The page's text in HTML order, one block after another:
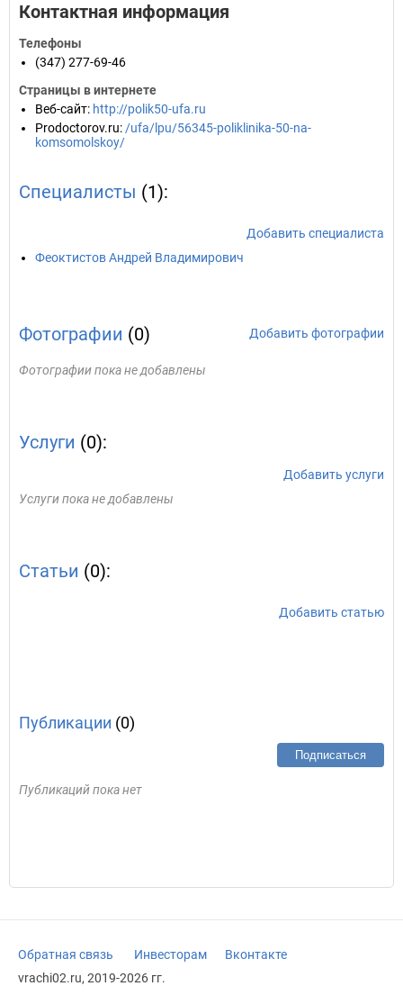
Контактная информация
Телефоны
(347) 277-69-46
Страницы в интернете
Веб-сайт: http://polik50-ufa.ru
Prodoctorov.ru: /ufa/lpu/56345-poliklinika-50-na-
komsomolskoy/
Специалисты (1):
Добавить специалиста
Феоктистов Андрей Владимирович
Фотографии (0) Добавить фотографии
Фотографии пока не добавлены
Услуги (0):
Добавить услуги
Услуги пока не добавлены
Статьи (0):
Добавить статью
Публикации (0)
Подписаться
Публикаций пока нет
Обратная связь Инвесторам
Вконтакте
vrachi02.ru, 2019-2026 гг.